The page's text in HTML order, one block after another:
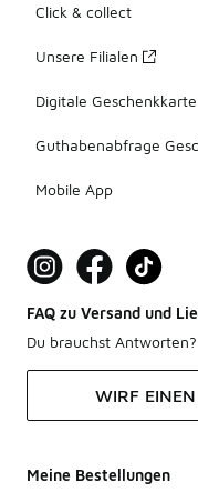
Click & collect
Unsere Filialen
Digitale
Guthabenabfrage
Mobile App
FAQ zu Versand und
Du brauchst Antworten?
WIRF
Meine Bestellungen